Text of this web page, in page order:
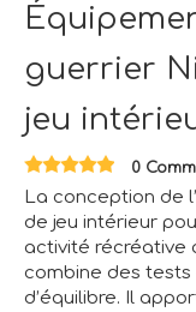
guerrier
jeu
0
La conception de
de jeu intérieur
activité récréative
combine des tests
d’équilibre. Il